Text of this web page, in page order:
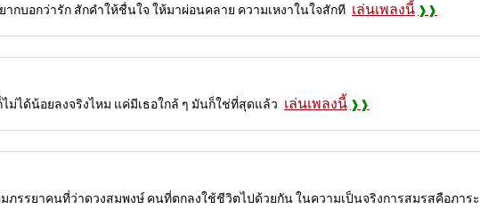
ากบอกว่ารัก สักคำให้ชื่นใจ ให้มาผ่อนคลาย ความเหงาในใจสักที เล่นเพลงนี้
ม่ได้น้อยลงจริงไหม แค่มีเธอใกล้ ๆ มันก็ใช่ที่สุดแล้ว เล่นเพลงนี้
รรยาคนที่ว่าดวงสมพงษ์ คนที่ตกลงใช้ชีวิตไปด้วยกัน ในความเป็นจริงการสมรสคือภาระ